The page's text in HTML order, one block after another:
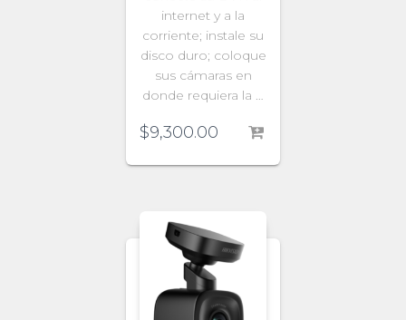
internet y a la
corriente; instale su
disco duro; coloque
sus cámaras en
donde requiera la …
$9,300.00